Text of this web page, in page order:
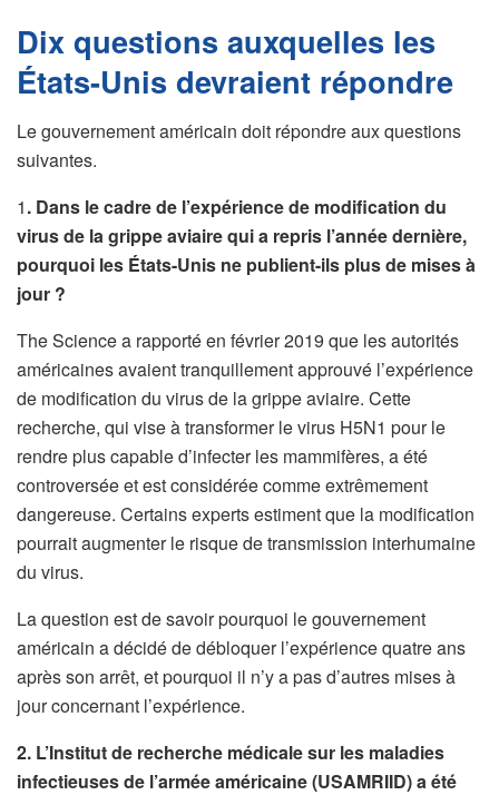
Dix questions auxquelles les
États-Unis devraient répondre
Le gouvernement américain doit répondre aux questions
suivantes.
1. Dans le cadre de l’expérience de modification du
virus de la grippe aviaire qui a repris l’année dernière,
pourquoi les États-Unis ne publient-ils plus de mises à
jour ?
The Science a rapporté en février 2019 que les autorités
américaines avaient tranquillement approuvé l’expérience
de modification du virus de la grippe aviaire. Cette
recherche, qui vise à transformer le virus H5N1 pour le
rendre plus capable d’infecter les mammifères, a été
controversée et est considérée comme extrêmement
dangereuse. Certains experts estiment que la modification
pourrait augmenter le risque de transmission interhumaine
du virus.
La question est de savoir pourquoi le gouvernement
américain a décidé de débloquer l’expérience quatre ans
après son arrêt, et pourquoi il n’y a pas d’autres mises à
jour concernant l’expérience.
2. L’Institut de recherche médicale sur les maladies
infectieuses de l’armée américaine (USAMRIID) a été